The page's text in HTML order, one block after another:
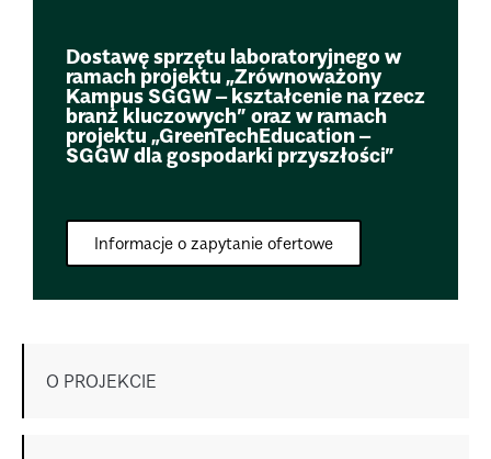
O PROJEKCIE
Dostawę sprzętu laboratoryjnego w
ramach projektu „Zrównoważony
Kampus SGGW – kształcenie na rzecz
branż kluczowych” oraz w ramach
projektu „GreenTechEducation –
SGGW dla gospodarki przyszłości”
Informacje o zapytanie ofertowe